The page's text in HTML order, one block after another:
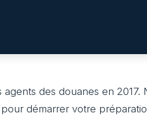
des douanes en 2017.
démarrer votre